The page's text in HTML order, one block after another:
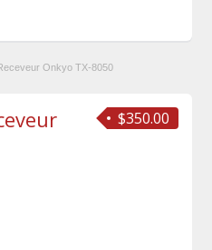
Onkyo TX-8050
$350.00